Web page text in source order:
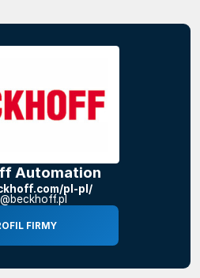
Automation
pl-pl/
FIRMY